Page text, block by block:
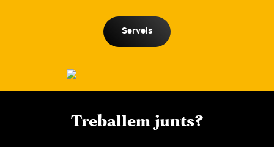
Serveis
Treballem junts?